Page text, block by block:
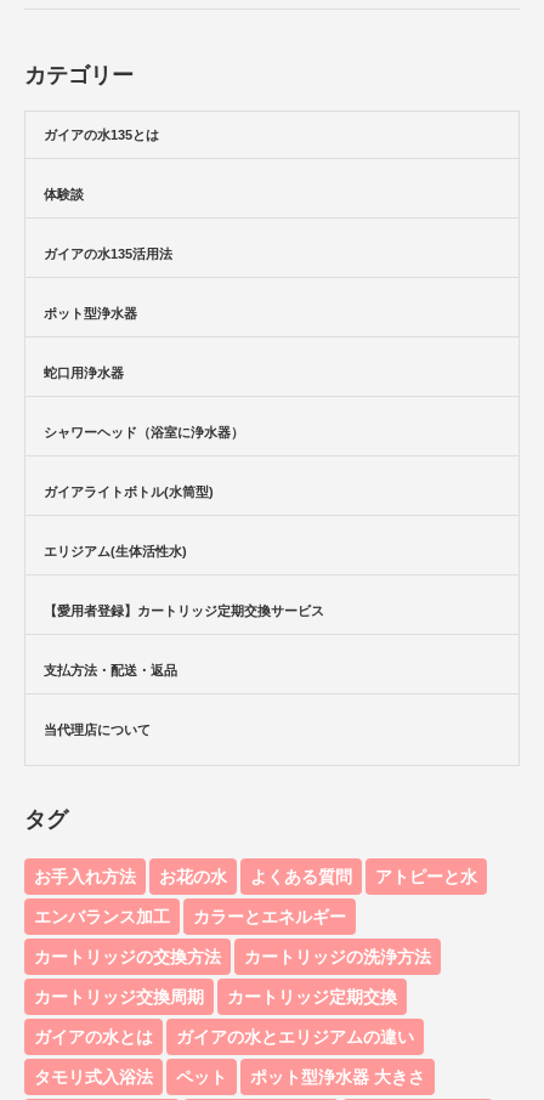
カテゴリー
ガイアの水135とは
体験談
ガイアの水135活用法
ポット型浄水器
蛇口用浄水器
シャワーヘッド（浴室に浄水器）
ガイアライトボトル(水筒型)
エリジアム(生体活性水)
【愛用者登録】カートリッジ定期交換サービス
支払方法・配送・返品
当代理店について
タグ
お手入れ方法 お花の水 よくある質問 アトピーと水
エンバランス加工 カラーとエネルギー
カートリッジの交換方法 カートリッジの洗浄方法
カートリッジ交換周期 カートリッジ定期交換
ガイアの水とは ガイアの水とエリジアムの違い
タモリ式入浴法 ペット ポット型浄水器 大きさ